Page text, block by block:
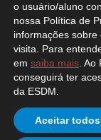
conosco |
o usuário/aluno
nossa Política de
informações
visita. Para
em saiba mais .
conseguirá ter
da ESDM.
Aceitar